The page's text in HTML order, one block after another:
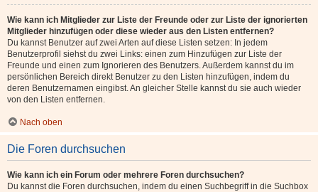
Wie kann ich Mitglieder zur Liste der Freunde oder zur Liste der ignorierten
Mitglieder hinzufügen oder diese wieder aus den Listen entfernen?
Du kannst Benutzer auf zwei Arten auf diese Listen setzen: In jedem
Benutzerprofil siehst du zwei Links: einen zum Hinzufügen zur Liste der
Freunde und einen zum Ignorieren des Benutzers. Außerdem kannst du im
persönlichen Bereich direkt Benutzer zu den Listen hinzufügen, indem du
deren Benutzernamen eingibst. An gleicher Stelle kannst du sie auch wieder
von den Listen entfernen.
Nach oben
Die Foren durchsuchen
Wie kann ich ein Forum oder mehrere Foren durchsuchen?
Du kannst die Foren durchsuchen, indem du einen Suchbegriff in die Suchbox